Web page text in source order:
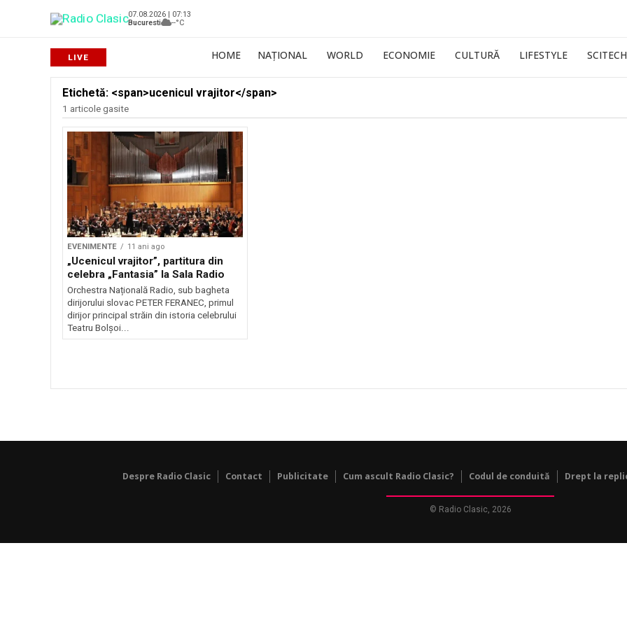
07.08.2026 | 07:13
Bucuresti
--°C
HOME NAȚIONAL WORLD ECONOMIE CULTURĂ LIFESTYLE SCITECH
Etichetă: <span>ucenicul vrajitor</span>
1 articole gasite
EVENIMENTE 11 ani ago
„Ucenicul vrajitor”, partitura din
celebra „Fantasia” la Sala Radio
Orchestra Națională Radio, sub bagheta
dirijorului slovac PETER FERANEC, primul
dirijor principal străin din istoria celebrului
Teatru Bolşoi...
Despre Radio Clasic Contact Publicitate Cum ascult Radio Clasic? Codul de conduită Drept la
© Radio Clasic, 2026